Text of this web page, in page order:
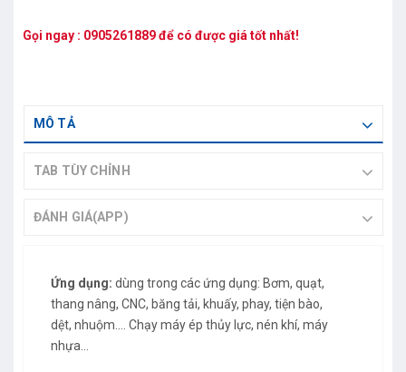
Gọi ngay : 0905261889để có được giá tốt nhất!
MÔ TẢ
TAB TÙY CHỈNH
ĐÁNH GIÁ(APP)
Ứng dụng: dùng trong các ứng dụng: Bơm, quạt,
thang nâng, CNC, băng tải, khuấy, phay, tiện bào,
dệt, nhuộm…. Chạy máy ép thủy lực, nén khí, máy
nhựa…